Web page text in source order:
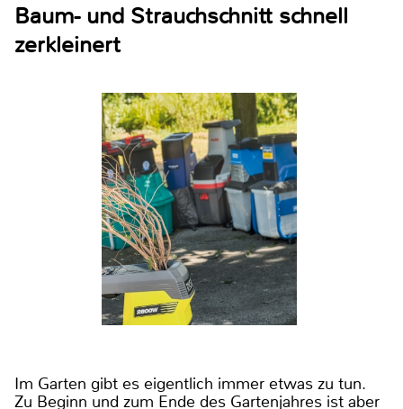
Baum- und Strauchschnitt schnell
zerkleinert
Im Garten gibt es eigentlich immer etwas zu tun.
Zu Beginn und zum Ende des Gartenjahres ist aber